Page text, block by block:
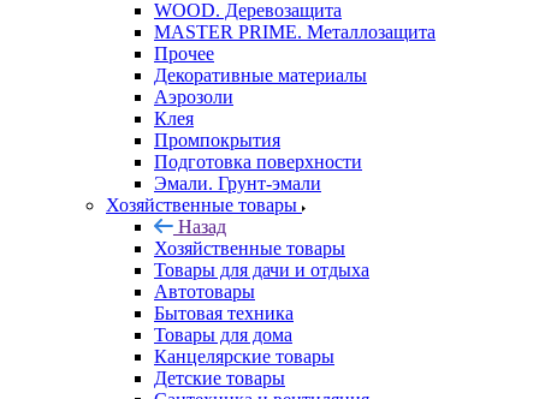
WOOD. Деревозащита
MASTER PRIME. Металлозащита
Прочее
Декоративные материалы
Аэрозоли
Клея
Промпокрытия
Подготовка поверхности
Эмали. Грунт-эмали
Хозяйственные товары
Назад
Хозяйственные товары
Товары для дачи и отдыха
Автотовары
Бытовая техника
Товары для дома
Канцелярские товары
Детские товары